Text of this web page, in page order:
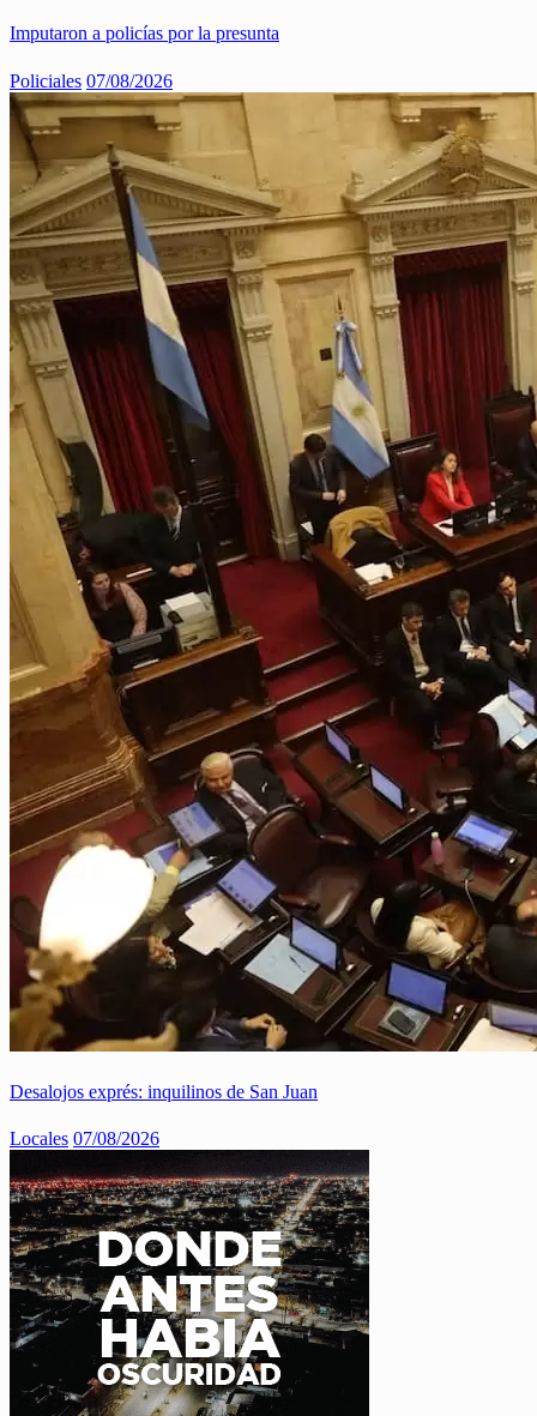
Imputaron a policías por la presunta
Policiales 07/08/2026
Desalojos exprés: inquilinos de San Juan
Locales 07/08/2026